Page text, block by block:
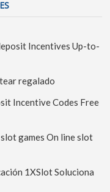
Incentives Up-to-
regalado
Incentive Codes Free
games On line slot
1XSlot Soluciona